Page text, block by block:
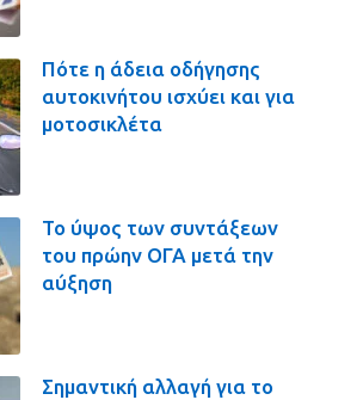
Πότε η άδεια οδήγησης
αυτοκινήτου ισχύει και για
μοτοσικλέτα
Το ύψος των συντάξεων
του πρώην ΟΓΑ μετά την
αύξηση
Σημαντική αλλαγή για το